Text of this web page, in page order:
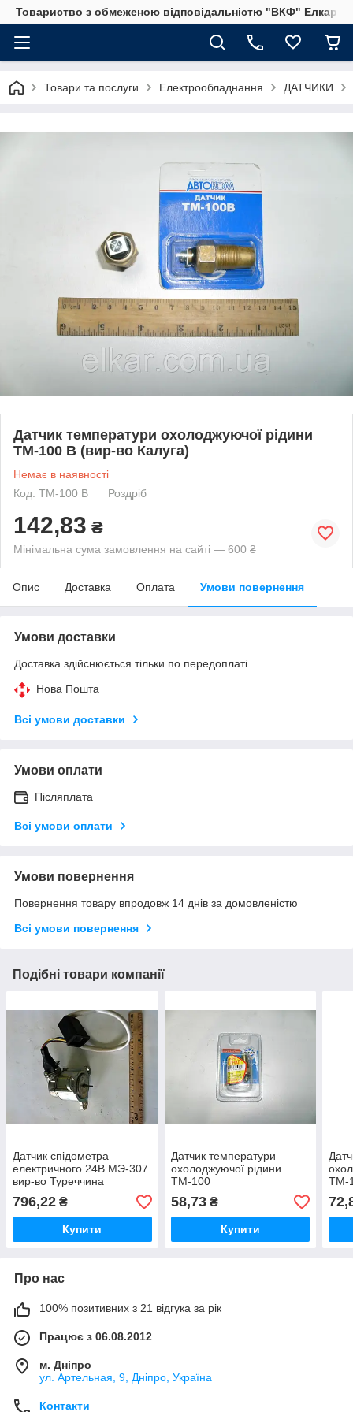
Товариство з обмеженою відповідальністю "ВКФ" Елкар"
Товари та послуги Електрообладнання ДАТЧИКИ
Датчик температури охолоджуючої рідини
ТМ-100 В (вир-во Калуга)
Немає в наявності
Код: ТМ-100 В
Роздріб
142,83 ₴
Мінімальна сума замовлення на сайті — 600 ₴
Опис Доставка Оплата Умови повернення
Умови доставки
Доставка здійснюється тільки по передоплаті.
Нова Пошта
Всі умови доставки
Умови оплати
Післяплата
Всі умови оплати
Умови повернення
Повернення товару впродовж 14 днів за домовленістю
Всі умови повернення
Подібні товари компанії
Датчик спідометра
електричного 24В МЭ-307
вир-во Туреччина
796,22 ₴
Купити
Датчик температури
охолоджуючої рідини
ТМ-100
58,73₴
Купити
ТМ-
Про нас
100% позитивних з 21 відгука за рік
Працює з 06.08.2012
м. Дніпро
ул. Артельная, 9, Дніпро, Україна
Контакти